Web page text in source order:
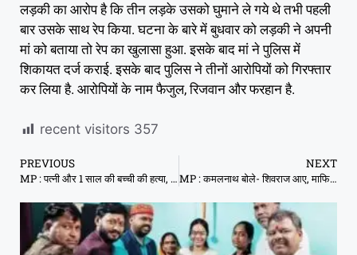
लड़की का आरोप है कि तीन लड़के उसको घुमाने ले गये थे तभी पहली
बार उसके साथ रेप किया. घटना के बारे में बुधवार को लड़की ने अपनी
मां को बताया तो रेप का खुलासा हुआ. इसके बाद मां ने पुलिस में
शिकायत दर्ज कराई. इसके बाद पुलिस ने तीनों आरोपियों को गिरफ्तार
कर लिया है. आरोपियों के नाम फैजुल, रिजवान और फरहान है.
recent visitors 357
PREVIOUS
MP : पत्नी और 1 साल की बच्ची की हत्या, शवों के 22 टुकड़े किए, शव के टुकड़े बोरी व गठरी में बांधे लेकिन ……
NEXT
MP : कमलनाथ बोले- शिवराज आए, माफिया राज वापस लाए